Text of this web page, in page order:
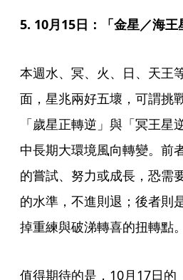
5. 10月15日：「金星／海王
本週水、冥、火、日、天王
面，星兆兩好五壞，可謂挑
「歲星正轉逆」與「冥王
中長期大環境風向轉變。前
的嘗試、努力或成長，恐需
的水準，不進則退；後者則
掉重練與破涕轉喜的扭轉點。
值得期待的是，10月17日的